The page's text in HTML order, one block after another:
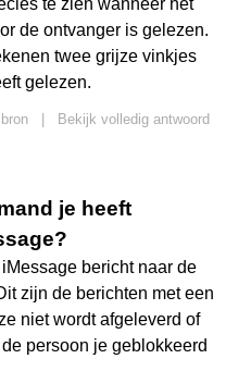
te zien wanneer het
de ontvanger is gelezen.
twee grijze vinkjes
gelezen.
Bekijk volledig antwoord
je heeft
bericht naar de
zijn de berichten met een
niet wordt afgeleverd of
persoon je geblokkeerd